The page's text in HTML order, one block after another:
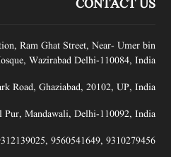
CONTACT US
Ram Ghat Street, Near- Umer bin
Wazirabad Delhi-110084, India
Road, Ghaziabad, 20102, UP, India
Pur, Mandawali, Delhi-110092, India
, 9560541649, 9310279456